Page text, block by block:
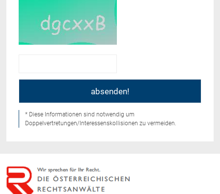
* Diese Informationen sind notwendig um
Doppelvertretungen/Interessenskollisionen zu vermeiden.